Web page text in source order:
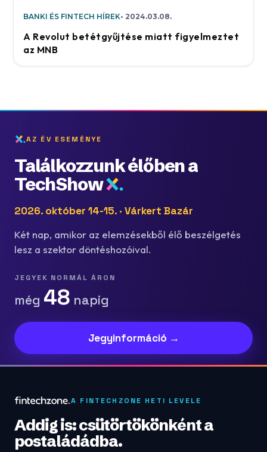
BANKI ÉS FINTECH HÍREK 2024.03.08.
A Revolut betétgyűjtése miatt figyelmeztet
az MNB
AZ ÉV ESEMÉNYE
Találkozzunk élőben a
TechShow
2026. október 14-15. · Várkert Bazár
Két nap, amikor az elemzésekből élő beszélgetés
lesz a szektor döntéshozóival.
JEGYEK NORMÁL ÁRON
még 48 napig
Jegyinformáció →
A FINTECHZONE HETI LEVELE
Addig is: csütörtökönként a
postaládádba.